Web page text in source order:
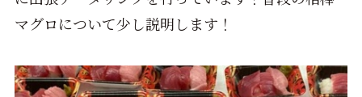
マグロについて少し説明します！